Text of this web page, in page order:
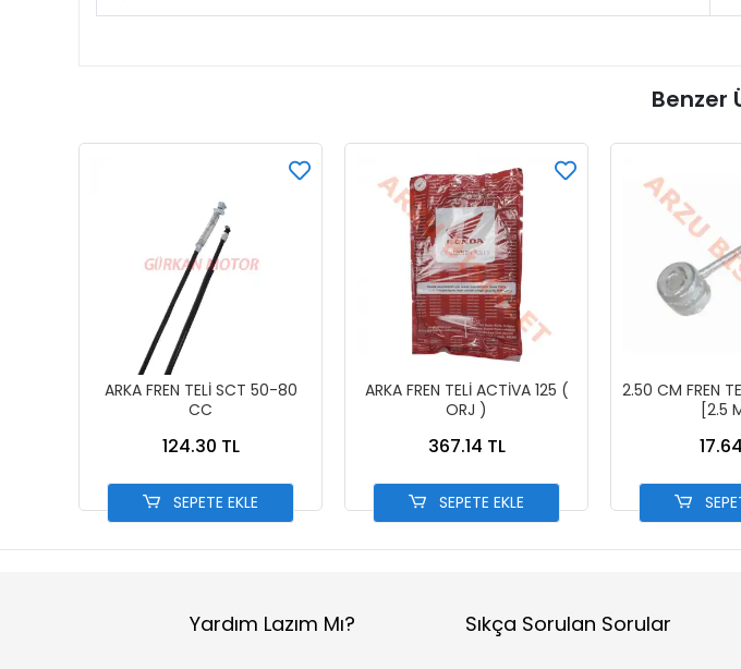
Benzer
ARKA FREN TELİ SCT 50-80
CC
124.30 TL
SEPETE EKLE
ARKA FREN TELİ ACTİVA 125 (
ORJ )
367.14 TL
SEPETE EKLE
2.50 CM FREN
[2.5
Yardım Lazım Mı? Sıkça Sorulan Sorular